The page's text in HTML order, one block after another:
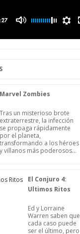
Marvel Zombies
Tras un misterioso brote
extraterrestre, la infección
se propaga rápidamente
por el planeta,
transformando a los héroes
y villanos más poderosos...
El Conjuro 4:
Ultimos Ritos
Ed y Lorraine
Warren saben que
cada caso puede
ser el último, pero